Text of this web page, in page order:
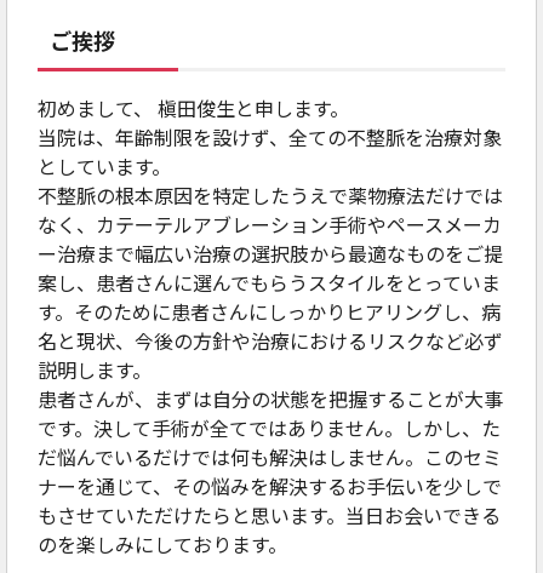
ご挨拶
初めまして、 槇田俊生と申します。
当院は、年齢制限を設けず、全ての不整脈を治療対象
としています。
不整脈の根本原因を特定したうえで薬物療法だけでは
なく、カテーテルアブレーション手術やペースメーカ
ー治療まで幅広い治療の選択肢から最適なものをご提
案し、患者さんに選んでもらうスタイルをとっていま
す。そのために患者さんにしっかりヒアリングし、病
名と現状、今後の方針や治療におけるリスクなど必ず
説明します。
患者さんが、まずは自分の状態を把握することが大事
です。決して手術が全てではありません。しかし、た
だ悩んでいるだけでは何も解決はしません。このセミ
ナーを通じて、その悩みを解決するお手伝いを少しで
もさせていただけたらと思います。当日お会いできる
のを楽しみにしております。